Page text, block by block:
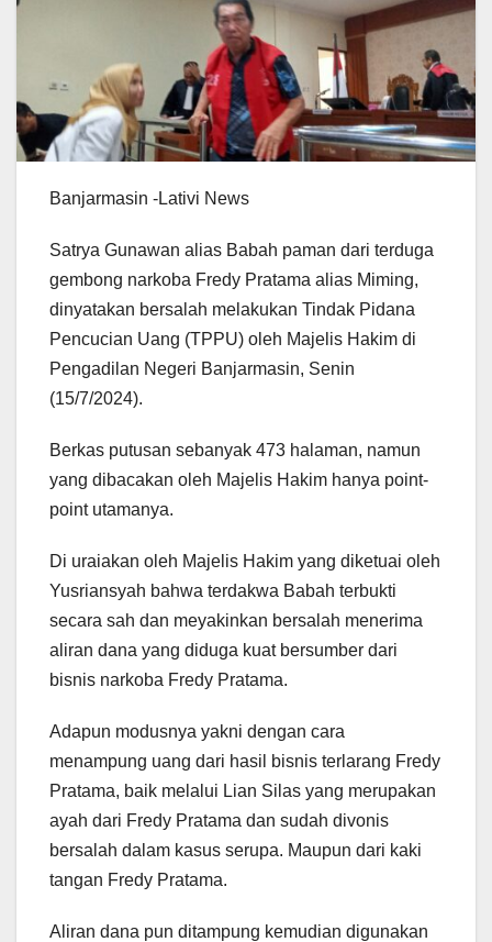
Banjarmasin -Lativi News
Satrya Gunawan alias Babah paman dari terduga
gembong narkoba Fredy Pratama alias Miming,
dinyatakan bersalah melakukan Tindak Pidana
Pencucian Uang (TPPU) oleh Majelis Hakim di
Pengadilan Negeri Banjarmasin, Senin
(15/7/2024).
Berkas putusan sebanyak 473 halaman, namun
yang dibacakan oleh Majelis Hakim hanya point-
point utamanya.
Di uraiakan oleh Majelis Hakim yang diketuai oleh
Yusriansyah bahwa terdakwa Babah terbukti
secara sah dan meyakinkan bersalah menerima
aliran dana yang diduga kuat bersumber dari
bisnis narkoba Fredy Pratama.
Adapun modusnya yakni dengan cara
menampung uang dari hasil bisnis terlarang Fredy
Pratama, baik melalui Lian Silas yang merupakan
ayah dari Fredy Pratama dan sudah divonis
bersalah dalam kasus serupa. Maupun dari kaki
tangan Fredy Pratama.
Aliran dana pun ditampung kemudian digunakan